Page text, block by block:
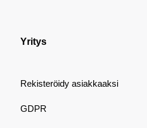
Yritys
Rekisteröidy asiakkaaksi
GDPR